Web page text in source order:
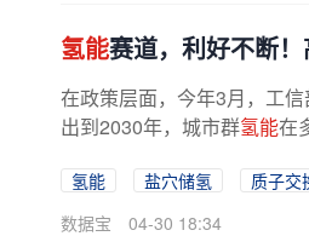
氢能赛道，利好不断
在政策层面，今年3月，工
出到2030年，城市群氢能在
氢能 盐穴储氢
质子交
数据宝
04-30 18:34